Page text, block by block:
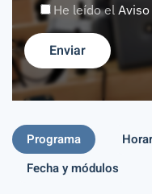
He leído el
Programa
Fecha y módulos